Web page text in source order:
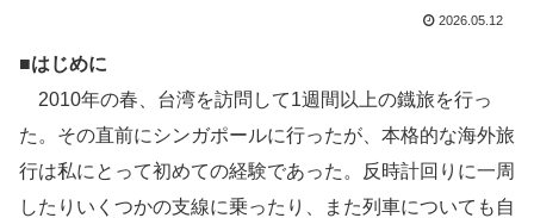
2026.05.12
■はじめに
2010年の春、台湾を訪問して1週間以上の鐡旅を行っ
た。その直前にシンガポールに行ったが、本格的な海外旅
行は私にとって初めての経験であった。反時計回りに一周
したりいくつかの支線に乗ったり、また列車についても自